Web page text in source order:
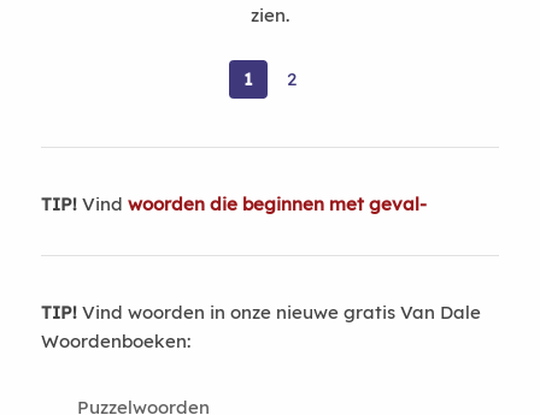
zien.
1 2
TIP!Vind woorden die beginnen met geval-
TIP!Vind woorden in onze nieuwe gratis Van Dale
Woordenboeken:
Puzzelwoorden